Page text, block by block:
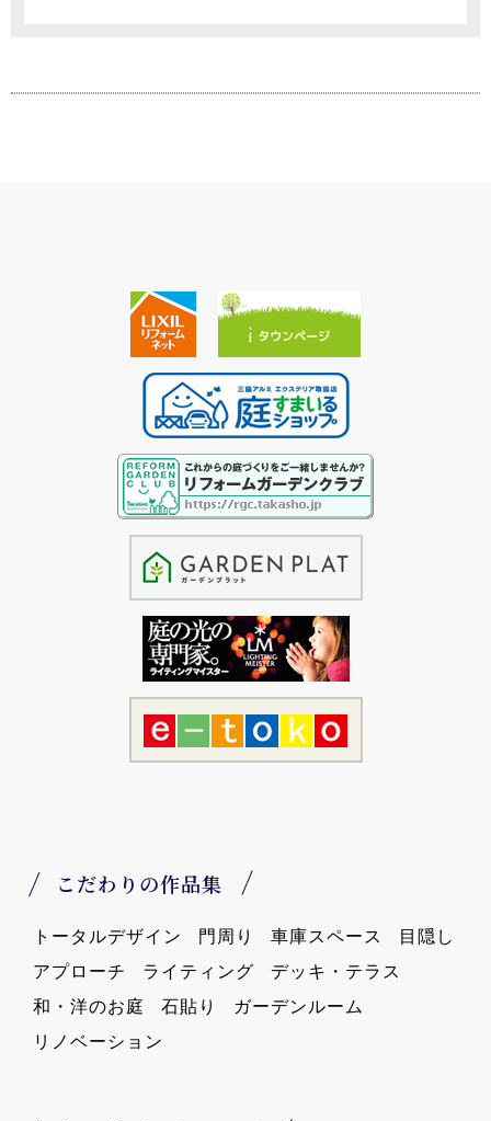
こだわりの作品集
トータルデザイン 門周り 車庫スペース
目隠し
アプローチ
ライティング
デッキ・テラス
和・洋のお庭
石貼り
ガーデンルーム
リノベーション